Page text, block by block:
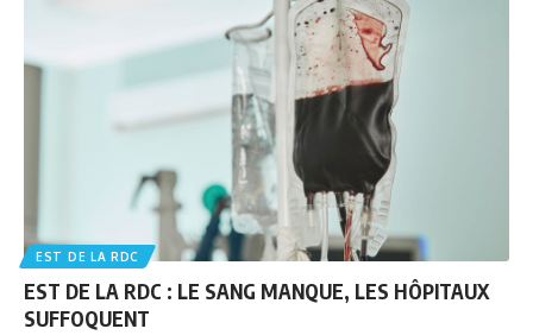
EST DE LA RDC
EST DE LA RDC : LE SANG MANQUE, LES HÔPITAUX
SUFFOQUENT